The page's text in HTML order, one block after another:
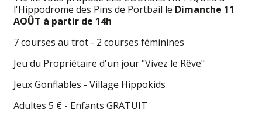
l'Hippodrome des Pins de Portbail le Dimanche 11
AOÛT à partir de 14h
7 courses au trot - 2 courses féminines
Jeu du Propriétaire d'un jour "Vivez le Rêve"
Jeux Gonflables - Village Hippokids
Adultes 5 € - Enfants GRATUIT